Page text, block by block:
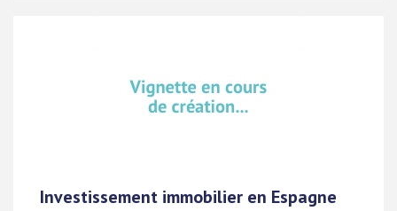
Investissement immobilier en Espagne